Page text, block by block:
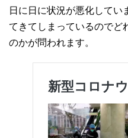
日に日に状況が悪化して
てきてしまっているのでど
のかが問われます。